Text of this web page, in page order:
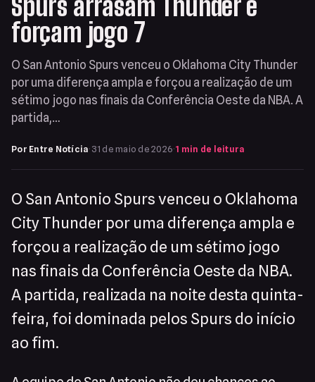
forçam jogo 7
O San Antonio Spurs venceu o Oklahoma City Thunder
por uma diferença ampla e forçou a realização de um
sétimo jogo nas finais da Conferência Oeste da NBA. A
partida,…
Por Entre Notícia· 31 de maio de 2026·1 min de leitura
O San Antonio Spurs venceu o Oklahoma
City Thunder por uma diferença ampla e
forçou a realização de um sétimo jogo
nas finais da Conferência Oeste da NBA.
A partida, realizada na noite desta quinta-
feira, foi dominada pelos Spurs do início
ao fim.